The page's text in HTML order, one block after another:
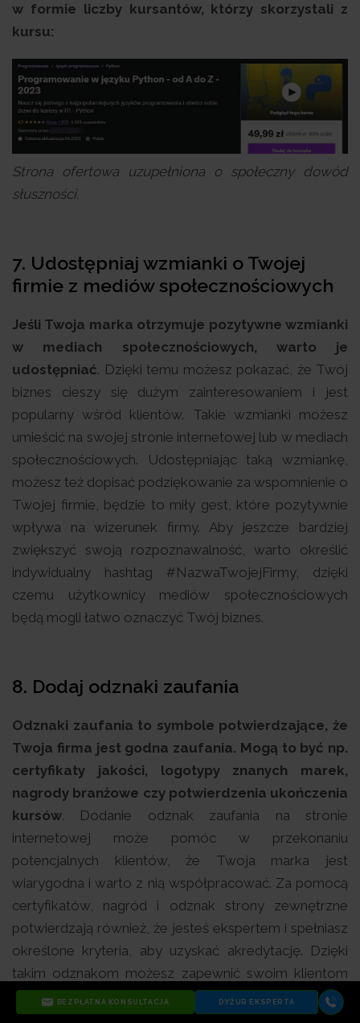
w formie liczby kursantów, którzy skorzystali z
kursu:
Strona ofertowa uzupełniona o społeczny dowód
słuszności.
7. Udostępniaj wzmianki o Twojej
firmie z mediów społecznościowych
Jeśli Twoja marka otrzymuje pozytywne wzmianki
w mediach społecznościowych, warto je
udostępniać. Dzięki temu możesz pokazać, że Twój
biznes cieszy się dużym zainteresowaniem i jest
popularny wśród klientów. Takie wzmianki możesz
umieścić na swojej stronie internetowej lub w mediach
społecznościowych. Udostępniając taką wzmiankę,
możesz też dopisać podziękowanie za wspomnienie o
Twojej firmie, będzie to miły gest, które pozytywnie
wpływa na wizerunek firmy. Aby jeszcze bardziej
zwiększyć swoją rozpoznawalność, warto określić
indywidualny hashtag #NazwaTwojejFirmy, dzięki
czemu użytkownicy mediów społecznościowych
będą mogli łatwo oznaczyć Twój biznes.
8. Dodaj odznaki zaufania
Odznaki zaufania to symbole potwierdzające, że
Twoja firma jest godna zaufania. Mogą to być np.
certyfikaty jakości, logotypy znanych marek,
nagrody branżowe czy potwierdzenia ukończenia
kursów. Dodanie odznak zaufania na stronie
internetowej może pomóc w przekonaniu
potencjalnych klientów, że Twoja marka jest
wiarygodna i warto z nią współpracować. Za pomocą
certyfikatów, nagród i odznak strony zewnętrzne
potwierdzają również, że jesteś ekspertem i spełniasz
określone kryteria, aby uzyskać akredytację. Dzięki
takim odznakom możesz zapewnić swoim klientom
poczucie bezpieczeństwa, szczególnie jeśli chodzi o
oznaczenia dotyczące płatności czy ochrony danych
BEZPŁATNA KONSULTACJA DYŻUR EKSPERTA